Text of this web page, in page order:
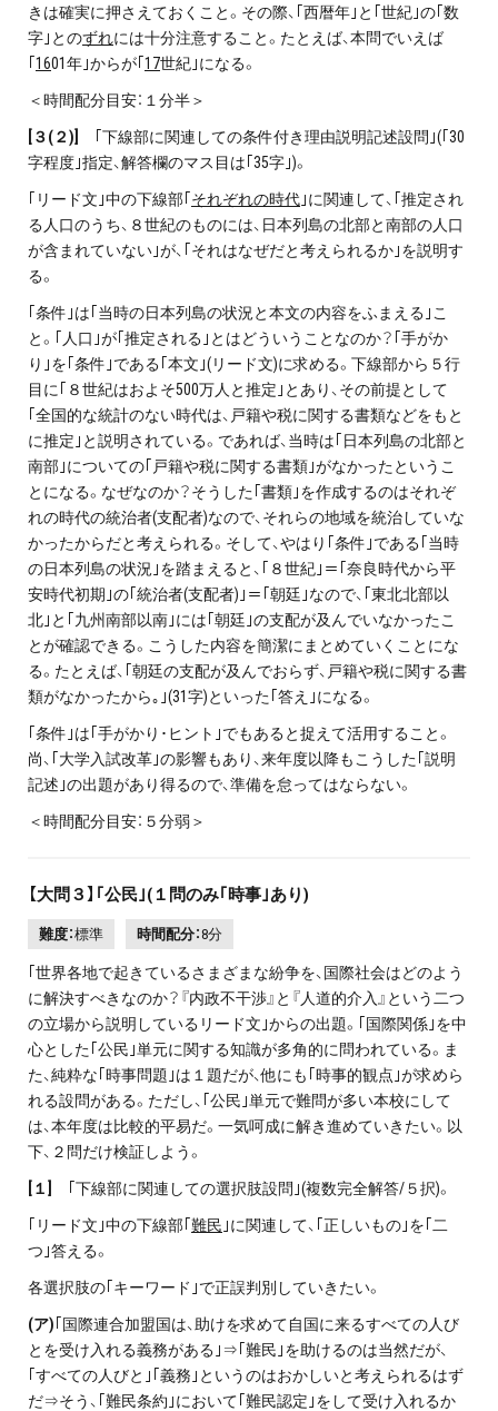
きは確実に押さえておくこと。その際、｢西暦年｣と｢世紀｣の｢数
字｣とのずれには十分注意すること。たとえば、本問でいえば
1601年｣からが｢ 17世紀｣になる。
＜時間配分目安：１分半＞
３(２)]
｢下線部に関連しての条件付き理由説明記述設問｣(｢30
字程度｣指定、解答欄のマス目は｢35字｣)。
｢リード文｣中の下線部｢ それぞれの時代 ｣に関連して、｢推定され
る人口のうち、８世紀のものには、日本列島の北部と南部の人口
が含まれていない｣が、｢それはなぜだと考えられるか｣を説明す
る。
｢条件｣は｢当時の日本列島の状況と本文の内容をふまえる｣こ
と。｢人口｣が｢推定される｣とはどういうことなのか？｢手がか
り｣を｢条件｣である｢本文｣(リード文)に求める。下線部から５行
目に｢８世紀はおよそ500万人と推定｣とあり、その前提として
｢全国的な統計のない時代は、戸籍や税に関する書類などをもと
に推定｣と説明されている。であれば、当時は｢日本列島の北部と
南部｣についての｢戸籍や税に関する書類｣がなかったというこ
とになる。なぜなのか？そうした｢書類｣を作成するのはそれぞ
れの時代の統治者(支配者)なので、それらの地域を統治していな
かったからだと考えられる。そして、やはり｢条件｣である｢当時
の日本列島の状況｣を踏まえると、｢８世紀｣＝｢奈良時代から平
安時代初期｣の｢統治者(支配者)｣＝｢朝廷｣なので、｢東北北部以
北｣と｢九州南部以南｣には｢朝廷｣の支配が及んでいなかったこ
とが確認できる。こうした内容を簡潔にまとめていくことにな
る。たとえば、｢朝廷の支配が及んでおらず、戸籍や税に関する書
類がなかったから｡｣(31字)といった｢答え｣になる。
｢条件｣は｢手がかり･ヒント｣でもあると捉えて活用すること。
尚、｢大学入試改革｣の影響もあり、来年度以降もこうした｢説明
記述｣の出題があり得るので、準備を怠ってはならない。
＜時間配分目安：５分弱＞
【大問３】｢公民｣(１問のみ｢時事｣あり)
難度：標準 時間配分：8分
｢世界各地で起きているさまざまな紛争を、国際社会はどのよう
に解決すべきなのか？『内政不干渉』と『人道的介入』という二つ
の立場から説明しているリード文｣からの出題。｢国際関係｣を中
心とした｢公民｣単元に関する知識が多角的に問われている。ま
た、純粋な｢時事問題｣は１題だが、他にも｢時事的観点｣が求めら
れる設問がある。ただし、｢公民｣単元で難問が多い本校にして
は、本年度は比較的平易だ。一気呵成に解き進めていきたい。以
下、２問だけ検証しよう。
１] ｢下線部に関連しての選択肢設問｣(複数完全解答/５択)。
｢リード文｣中の下線部｢ 難民 ｣に関連して、｢正しいもの｣を｢二
つ｣答える。
各選択肢の｢キーワード｣で正誤判別していきたい。
(ア) ｢国際連合加盟国は、助けを求めて自国に来るすべての人び
とを受け入れる義務がある｣⇒｢難民｣を助けるのは当然だが、
｢すべての人びと｣｢義務｣というのはおかしいと考えられるはず
だ⇒そう、｢難民条約｣において｢難民認定｣をして受け入れるか